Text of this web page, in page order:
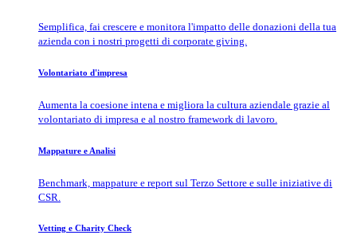
Semplifica, fai crescere e monitora l'impatto delle donazioni della tua
azienda con i nostri progetti di corporate giving.
Volontariato d'impresa
Aumenta la coesione intena e migliora la cultura aziendale grazie al
volontariato di impresa e al nostro framework di lavoro.
Mappature e Analisi
Benchmark, mappature e report sul Terzo Settore e sulle iniziative di
CSR.
Vetting e Charity Check